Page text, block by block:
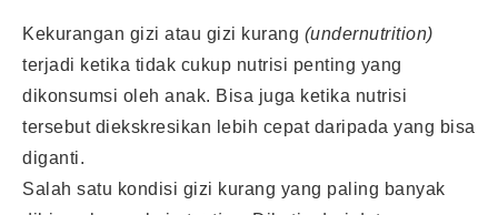
Kekurangan gizi atau gizi kurang (undernutrition)
terjadi ketika tidak cukup nutrisi penting yang
dikonsumsi oleh anak. Bisa juga ketika nutrisi
tersebut diekskresikan lebih cepat daripada yang bisa
diganti.
Salah satu kondisi gizi kurang yang paling banyak